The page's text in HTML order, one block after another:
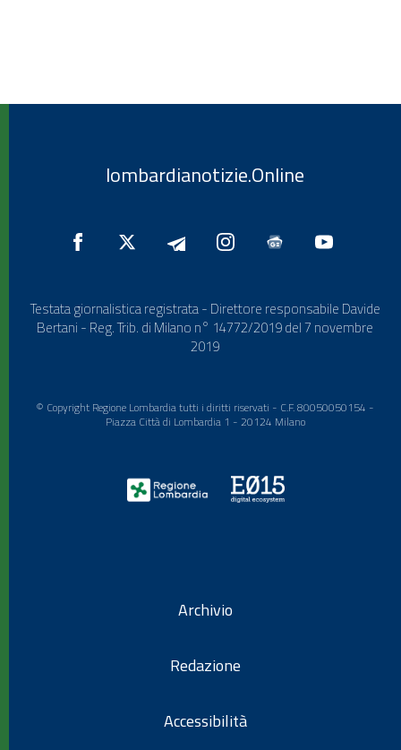
lombardianotizie.Online
Testata giornalistica registrata - Direttore responsabile Davide
Bertani - Reg. Trib. di Milano n° 14772/2019 del 7 novembre
2019
© Copyright Regione Lombardia tutti i diritti riservati - C.F. 80050050154 -
Piazza Città di Lombardia 1 - 20124 Milano
Archivio
Redazione
Accessibilità